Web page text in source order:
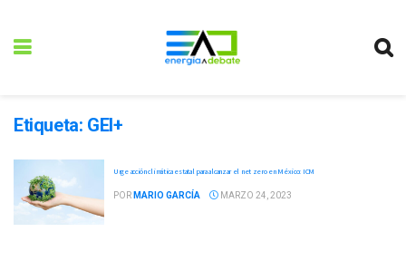
Etiqueta: GEI+
Urge acción climática estatal para alcanzar el net zero en México: ICM
POR MARIO GARCÍA MARZO 24, 2023